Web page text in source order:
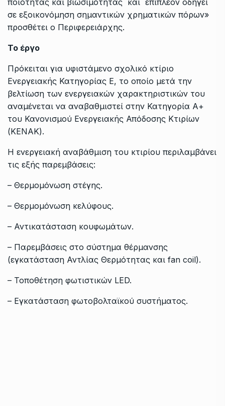
σε εξοικονόμηση σημαντικών χρηματικών πόρων»
προσθέτει ο Περιφερειάρχης.
Το έργο
Πρόκειται για υφιστάμενο σχολικό κτίριο
Ενεργειακής Κατηγορίας Ε, το οποίο μετά την
βελτίωση των ενεργειακών χαρακτηριστικών του
αναμένεται να αναβαθμιστεί στην Κατηγορία Α+
του Κανονισμού Ενεργειακής Απόδοσης Κτιρίων
(ΚΕΝΑΚ).
Η ενεργειακή αναβάθμιση του κτιρίου περιλαμβάνει
τις εξής παρεμβάσεις:
– Θερμομόνωση στέγης.
– Θερμομόνωση κελύφους.
– Αντικατάσταση κουφωμάτων.
– Παρεμβάσεις στο σύστημα θέρμανσης
(εγκατάσταση Αντλίας Θερμότητας και fan coil).
– Τοποθέτηση φωτιστικών LED.
– Εγκατάσταση φωτοβολταϊκού συστήματος.